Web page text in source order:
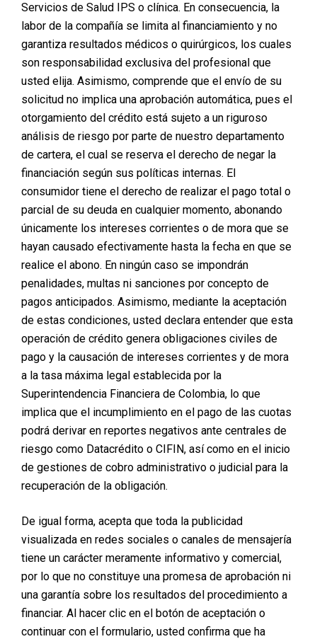
Servicios de Salud IPS o clínica. En consecuencia, la
labor de la compañía se limita al financiamiento y no
garantiza resultados médicos o quirúrgicos, los cuales
son responsabilidad exclusiva del profesional que
usted elija. Asimismo, comprende que el envío de su
solicitud no implica una aprobación automática, pues el
otorgamiento del crédito está sujeto a un riguroso
análisis de riesgo por parte de nuestro departamento
de cartera, el cual se reserva el derecho de negar la
financiación según sus políticas internas. El
consumidor tiene el derecho de realizar el pago total o
parcial de su deuda en cualquier momento, abonando
únicamente los intereses corrientes o de mora que se
hayan causado efectivamente hasta la fecha en que se
realice el abono. En ningún caso se impondrán
penalidades, multas ni sanciones por concepto de
pagos anticipados. Asimismo, mediante la aceptación
de estas condiciones, usted declara entender que esta
operación de crédito genera obligaciones civiles de
pago y la causación de intereses corrientes y de mora
a la tasa máxima legal establecida por la
Superintendencia Financiera de Colombia, lo que
implica que el incumplimiento en el pago de las cuotas
podrá derivar en reportes negativos ante centrales de
riesgo como Datacrédito o CIFIN, así como en el inicio
de gestiones de cobro administrativo o judicial para la
recuperación de la obligación.
De igual forma, acepta que toda la publicidad
visualizada en redes sociales o canales de mensajería
tiene un carácter meramente informativo y comercial,
por lo que no constituye una promesa de aprobación ni
una garantía sobre los resultados del procedimiento a
financiar. Al hacer clic en el botón de aceptación o
continuar con el formulario, usted confirma que ha